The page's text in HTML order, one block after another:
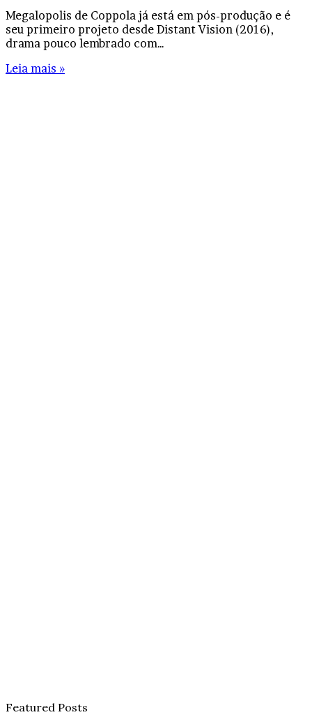
Megalopolis de Coppola já está em pós-produção e é
seu primeiro projeto desde Distant Vision (2016),
drama pouco lembrado com…
Leia mais »
Featured Posts